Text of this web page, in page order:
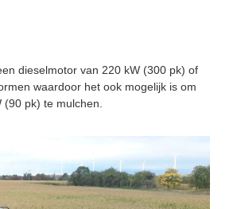
dieselmotor van 220 kW (300 pk) of
waardoor het ook mogelijk is om
pk) te mulchen.